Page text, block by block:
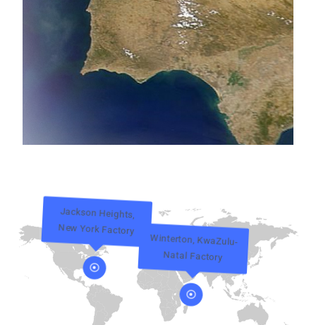
Jackson Heights,
New York Factory
Winterton, KwaZulu-
Natal Factory